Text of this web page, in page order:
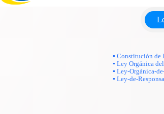
▪ Constitución de
▪ Ley Orgánica
▪ Ley-Orgánica-
▪ Ley-de-